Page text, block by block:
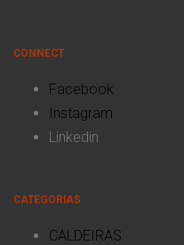
CONNECT
Facebook
Instagram
Linkedin
CATEGORIAS
CALDEIRAS